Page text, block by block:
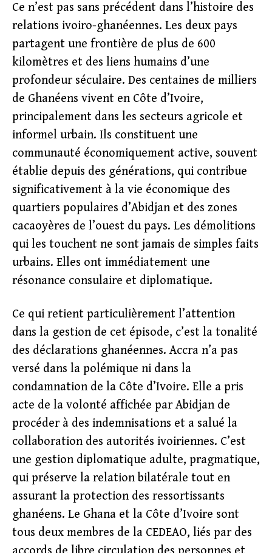
Ce n’est pas sans précédent dans l’histoire des
relations ivoiro-ghanéennes. Les deux pays
partagent une frontière de plus de 600
kilomètres et des liens humains d’une
profondeur séculaire. Des centaines de milliers
de Ghanéens vivent en Côte d’Ivoire,
principalement dans les secteurs agricole et
informel urbain. Ils constituent une
communauté économiquement active, souvent
établie depuis des générations, qui contribue
significativement à la vie économique des
quartiers populaires d’Abidjan et des zones
cacaoyères de l’ouest du pays. Les démolitions
qui les touchent ne sont jamais de simples faits
urbains. Elles ont immédiatement une
résonance consulaire et diplomatique.
Ce qui retient particulièrement l’attention
dans la gestion de cet épisode, c’est la tonalité
des déclarations ghanéennes. Accra n’a pas
versé dans la polémique ni dans la
condamnation de la Côte d’Ivoire. Elle a pris
acte de la volonté affichée par Abidjan de
procéder à des indemnisations et a salué la
collaboration des autorités ivoiriennes. C’est
une gestion diplomatique adulte, pragmatique,
qui préserve la relation bilatérale tout en
assurant la protection des ressortissants
ghanéens. Le Ghana et la Côte d’Ivoire sont
tous deux membres de la CEDEAO, liés par des